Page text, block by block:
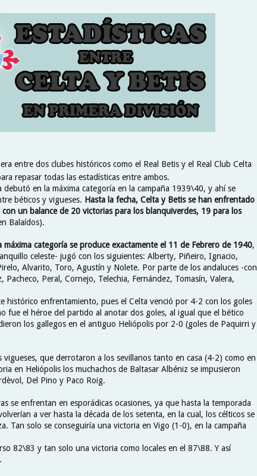
entre dos clubes históricos como el Real Betis y el Real Club Celta
repasar todas las estadísticas entre ambos.
en la máxima categoría en la campaña 1939\40, y ahí se
béticos y vigueses. Hasta la fecha, Celta y Betis se han enfrentado
un balance de 20 victorias para los blanquiverdes, 19 para los
Balaídos).
categoría se produce exactamente el 11 de Febrero de 1940,
celeste- jugó con los siguientes: Alberty, Piñeiro, Ignacio,
Alvarito, Toro, Agustín y Nolete. Por parte de los andaluces -con
Peral, Cornejo, Telechia, Fernández, Tomasín, Valera,
histórico enfrentamiento, pues el Celta venció por 4-2 con los goles
fue el héroe del partido al anotar dos goles, al igual que el bético
los gallegos en el antiguo Heliópolis por 2-0 (goles de Paquirri y
que derrotaron a los sevillanos tanto en casa (4-2) como en
en Heliópolis los muchachos de Baltasar Albéniz se impusieron
Del Pino y Paco Roig.
se enfrentan en esporádicas ocasiones, ya que hasta la temporada
a ver hasta la década de los setenta, en la cual, los célticos se
Tan solo se conseguiría una victoria en Vigo (1-0), en la campaña
82\83 y tan solo una victoria como locales en el 87\88. Y así